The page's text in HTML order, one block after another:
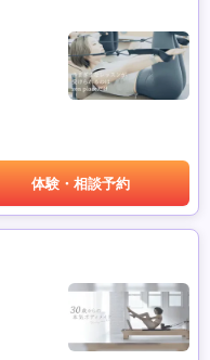
体験・相談予約